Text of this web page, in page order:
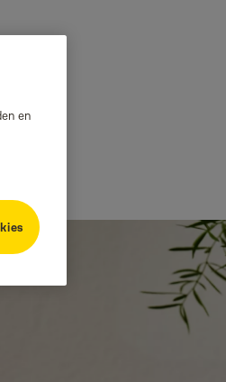
en